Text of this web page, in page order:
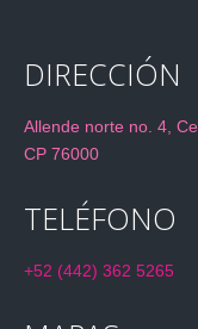
DIRECCIÓN
Allende norte no. 4,
CP 76000
TELÉFONO
+52 (442) 362 5265